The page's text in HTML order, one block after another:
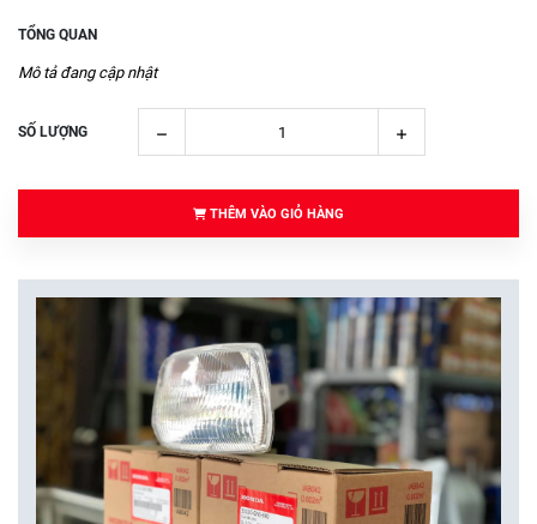
TỔNG QUAN
Mô tả đang cập nhật
SỐ LƯỢNG
THÊM VÀO GIỎ HÀNG